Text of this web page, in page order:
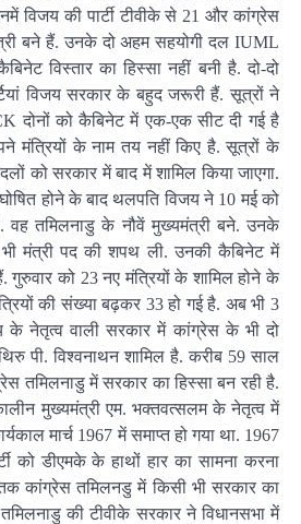
विजय की पार्टी टीवीके से 21 और कांग्रेस
बने हैं. उनके दो अहम सहयोगी दल IUML
विस्तार का हिस्सा नहीं बनी है. दो-दो
विजय सरकार के बहुद जरूरी हैं. सूत्रों ने
दोनों को कैबिनेट में एक-एक सीट दी गई है
मंत्रियों के नाम तय नहीं किए है. सूत्रों के
को सरकार में बाद में शामिल किया जाएगा.
होने के बाद थलपति विजय ने 10 मई को
वह तमिलनाडु के नौवें मुख्यमंत्री बने. उनके
मंत्री पद की शपथ ली. उनकी कैबिनेट में
को 23 नए मंत्रियों के शामिल होने के
की संख्या बढ़कर 33 हो गई है. अब भी 3
के नेतृत्व वाली सरकार में कांग्रेस के भी दो
पी. विश्वनाथन शामिल है. करीब 59 साल
तमिलनाडु में सरकार का हिस्सा बन रही है.
मुख्यमंत्री एम. भक्तवत्सलम के नेतृत्व में
मार्च 1967 में समाप्त हो गया था. 1967
को डीएमके के हाथों हार का सामना करना
कांग्रेस तमिलनडु में किसी भी सरकार का
की टीवीके सरकार ने विधानसभा में